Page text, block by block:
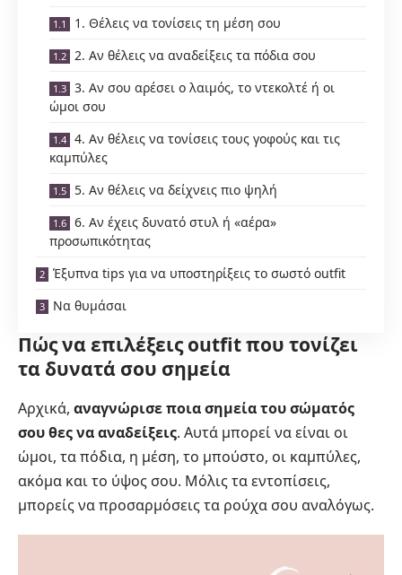
1. Θέλεις να τονίσεις τη μέση σου
2. Αν θέλεις να αναδείξεις τα πόδια σου
3. Αν σου αρέσει ο λαιμός, το ντεκολτέ ή οι
ώμοι σου
4. Αν θέλεις να τονίσεις τους γοφούς και τις
καμπύλες
5. Αν θέλεις να δείχνεις πιο ψηλή
6. Αν έχεις δυνατό στυλ ή «αέρα»
προσωπικότητας
Έξυπνα tips για να υποστηρίξεις το σωστό outfit
Να θυμάσαι
Πώς να επιλέξεις outfit που τονίζει
τα δυνατά σου σημεία
Αρχικά, αναγνώρισε ποια σημεία του σώματός
σου θες να αναδείξεις. Αυτά μπορεί να είναι οι
ώμοι, τα πόδια, η μέση, το μπούστο, οι καμπύλες,
ακόμα και το ύψος σου. Μόλις τα εντοπίσεις,
μπορείς να προσαρμόσεις τα ρούχα σου αναλόγως.